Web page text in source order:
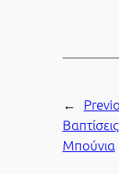
←
Μπούνια